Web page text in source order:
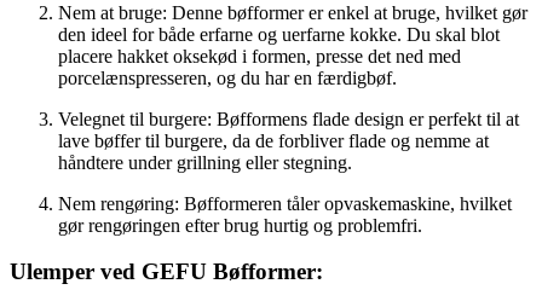
Nem at bruge: Denne bøfformer er enkel at bruge, hvilket gør
den ideel for både erfarne og uerfarne kokke. Du skal blot
placere hakket oksekød i formen, presse det ned med
porcelænspresseren, og du har en færdigbøf.
Velegnet til burgere: Bøfformens flade design er perfekt til at
lave bøffer til burgere, da de forbliver flade og nemme at
håndtere under grillning eller stegning.
Nem rengøring: Bøfformeren tåler opvaskemaskine, hvilket
gør rengøringen efter brug hurtig og problemfri.
Ulemper ved GEFU Bøfformer: